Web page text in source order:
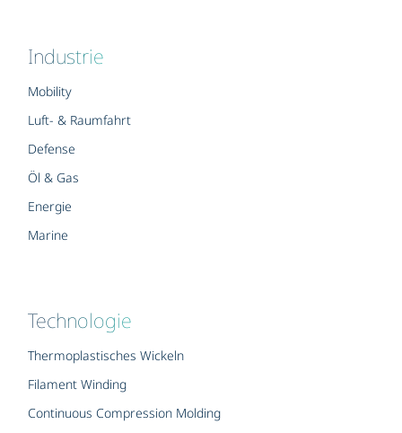
Industrie
Mobility
Luft- & Raumfahrt
Defense
Öl & Gas
Energie
Marine
Technologie
Thermoplastisches Wickeln
Filament Winding
Continuous Compression Molding